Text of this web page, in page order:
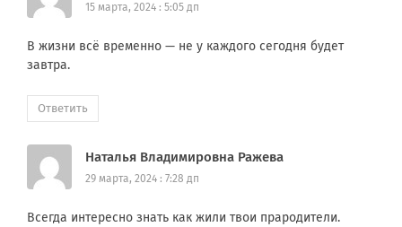
15 марта, 2024 : 5:05 дп
В жизни всё временно — не у каждого сегодня будет
завтра.
Ответить
Наталья Владимировна Ражева
29 марта, 2024 : 7:28 дп
Всегда интересно знать как жили твои прародители.